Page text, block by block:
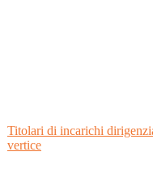
Titolari di incarichi
vertice